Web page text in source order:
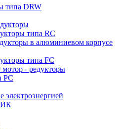
типа DRW
типа RC
в алюминиевом корпусе
типа FC
- редукторы
PC
электроэнергией